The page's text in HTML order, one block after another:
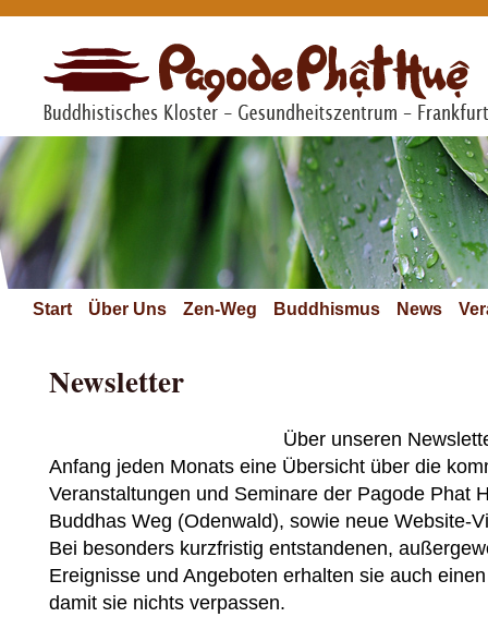
Start Über Uns Zen-Weg Buddhismus News
Newsletter
Über unseren
Anfang jeden Monats eine Übersicht über die
Veranstaltungen und Seminare der Pagode Phat
Buddhas Weg (Odenwald), sowie neue Website-
Bei besonders kurzfristig entstandenen,
Ereignisse und Angeboten erhalten sie auch
damit sie nichts verpassen.